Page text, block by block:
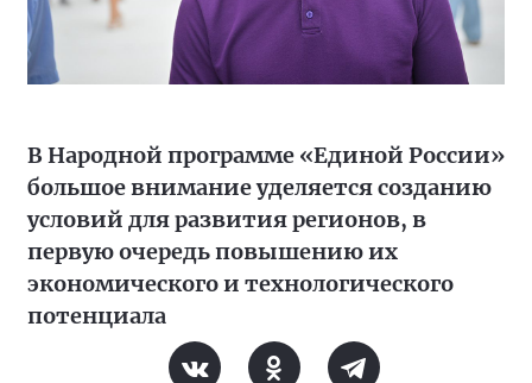
В Народной программе «Единой России»
большое внимание уделяется созданию
условий для развития регионов, в
первую очередь повышению их
экономического и технологического
потенциала